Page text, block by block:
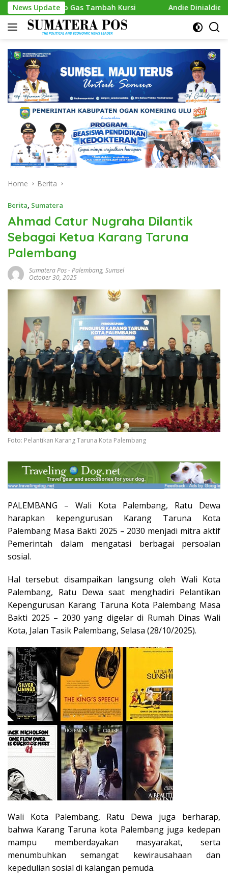
Skip
to
content
News Update
Gas Tambah Kursi Andie Dinialdie Kembalikan
Home Berita
Berita, Sumatera
Ahmad Catur Nugraha Dilantik
Sebagai Ketua Karang Taruna
Palembang
Sumatera Pos-Palembang, Sumsel
October 30, 2025
Foto: Pelantikan Karang Taruna Kota Palembang
PALEMBANG – Wali Kota Palembang, Ratu Dewa
harapkan kepengurusan Karang Taruna Kota
Palembang Masa Bakti 2025 – 2030 menjadi mitra aktif
Pemerintah dalam mengatasi berbagai persoalan
sosial.
Hal tersebut disampaikan langsung oleh Wali Kota
Palembang, Ratu Dewa saat menghadiri Pelantikan
Kepengurusan Karang Taruna Kota Palembang Masa
Bakti 2025 – 2030 yang digelar di Rumah Dinas Wali
Kota, Jalan Tasik Palembang, Selasa (28/10/2025).
Wali Kota Palembang, Ratu Dewa juga berharap,
bahwa Karang Taruna kota Palembang juga kedepan
mampu memberdayakan masyarakat, serta
menumbuhkan semangat kewirausahaan dan
kepedulian sosial di kalangan pemuda.